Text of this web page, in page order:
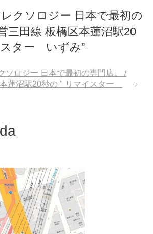
クソロジー 日本で最初の
三田線 板橋区本蓮沼駅20
ター いずみ”
ソロジー 日本で最初の専門店。 /
蓮沼駅20秒の " リマイスター